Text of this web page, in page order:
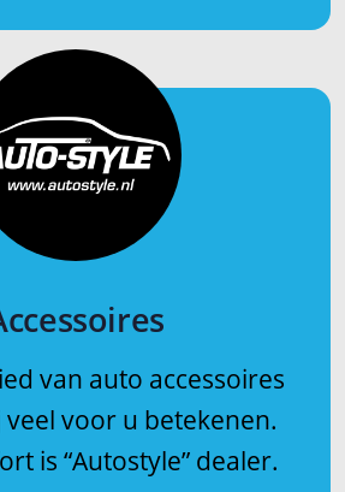
van auto accessoires
voor u betekenen.
is “Autostyle” dealer.